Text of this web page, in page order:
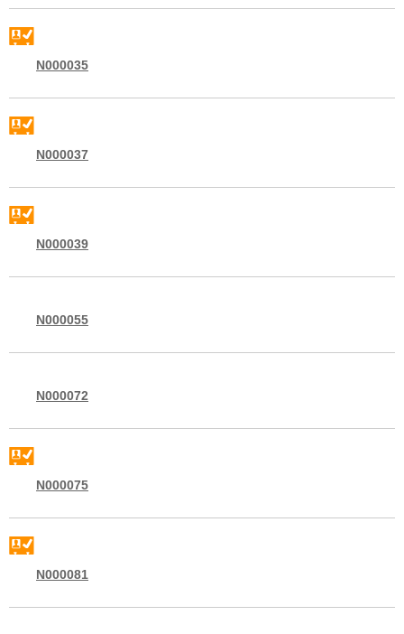
N000035
N000037
N000039
N000055
N000072
N000075
N000081